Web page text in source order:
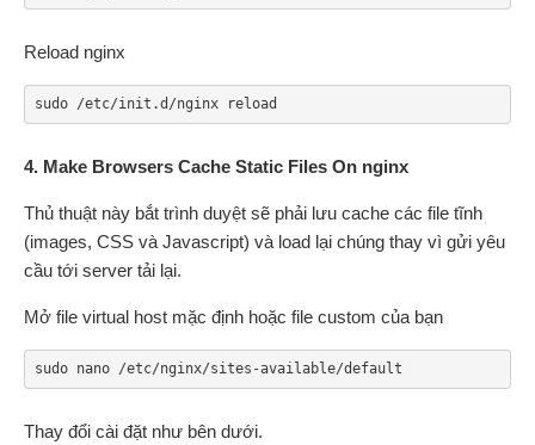
Reload nginx
sudo /etc/init.d/nginx reload
4. Make Browsers Cache Static Files On nginx
Thủ thuật này bắt trình duyệt sẽ phải lưu cache các file tĩnh
(images, CSS và Javascript) và load lại chúng thay vì gửi yêu
cầu tới server tải lại.
Mở file virtual host mặc định hoặc file custom của bạn
sudo nano /etc/nginx/sites-available/default
Thay đổi cài đặt như bên dưới.